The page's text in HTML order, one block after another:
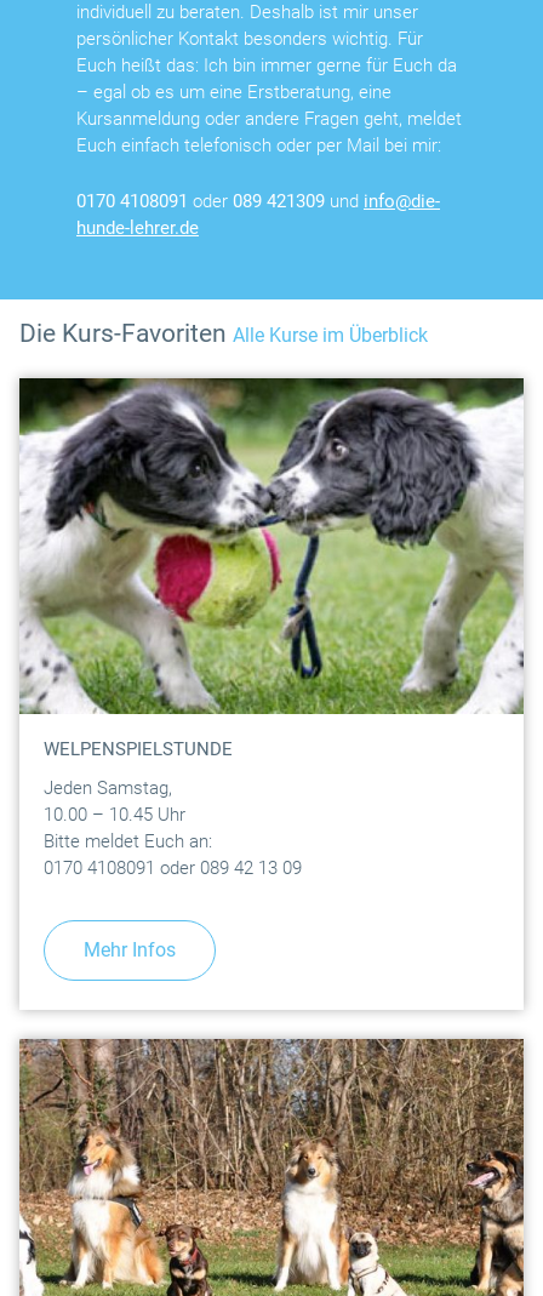
individuell zu beraten. Deshalb ist mir unser
persönlicher Kontakt besonders wichtig. Für
Euch heißt das: Ich bin immer gerne für Euch da
– egal ob es um eine Erstberatung, eine
Kursanmeldung oder andere Fragen geht, meldet
Euch einfach telefonisch oder per Mail bei mir:
0170 4108091 oder 089 421309 und info@die-
hunde-lehrer.de
Die Kurs-Favoriten Alle Kurse im Überblick
WELPENSPIELSTUNDE
Jeden Samstag,
10.00 – 10.45 Uhr
Bitte meldet Euch an:
0170 4108091 oder 089 42 13 09
Mehr Infos